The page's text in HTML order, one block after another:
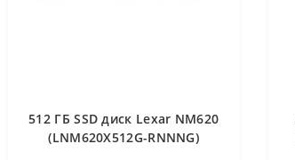
512 ГБ SSD диск Lexar NM620
(LNM620X512G-RNNNG)